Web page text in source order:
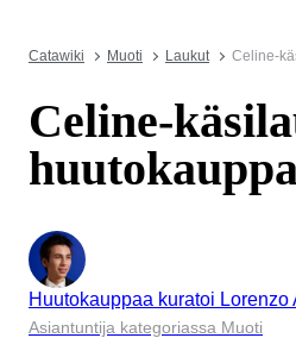
Catawiki Muoti Laukut Celine-
Celine-
Huutokauppaa kuratoi Lorenzo
Asiantuntija kategoriassa Muoti